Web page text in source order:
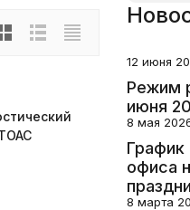
12 июня
Режим
июня
8 мая
График
офиса
8 марта